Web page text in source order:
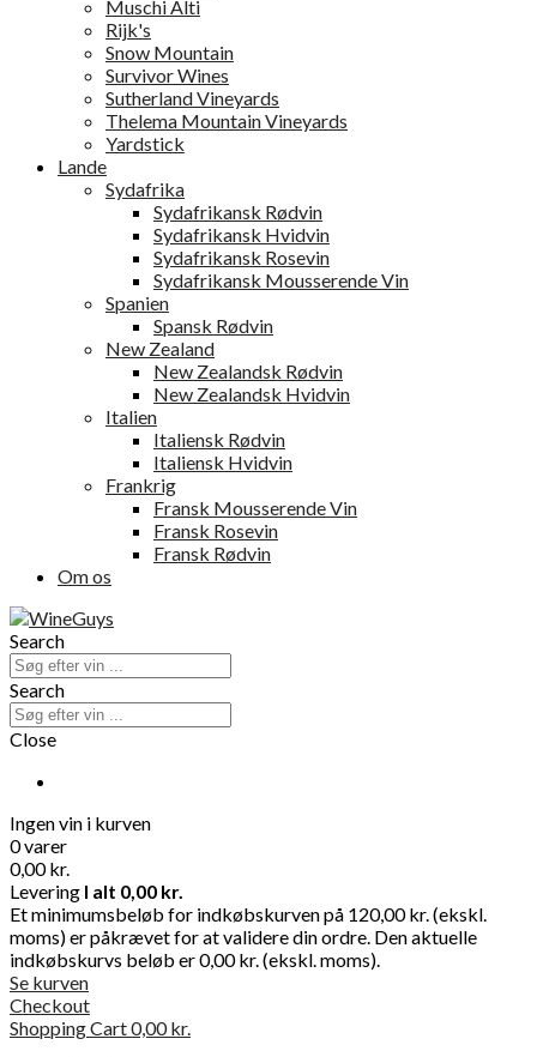
Muschi Alti
Rijk's
Snow Mountain
Survivor Wines
Sutherland Vineyards
Thelema Mountain Vineyards
Yardstick
Lande
Sydafrika
Sydafrikansk Rødvin
Sydafrikansk Hvidvin
Sydafrikansk Rosevin
Sydafrikansk Mousserende Vin
Spanien
Spansk Rødvin
New Zealand
New Zealandsk Rødvin
New Zealandsk Hvidvin
Italien
Italiensk Rødvin
Italiensk Hvidvin
Frankrig
Fransk Mousserende Vin
Fransk Rosevin
Fransk Rødvin
Om os
Search
Search
Close
Ingen vin i kurven
0 varer
0,00 kr.
Levering I alt 0,00 kr.
Et minimumsbeløb for indkøbskurven på 120,00 kr. (ekskl.
moms) er påkrævet for at validere din ordre. Den aktuelle
indkøbskurvs beløb er 0,00 kr. (ekskl. moms).
Se kurven
Checkout
Shopping Cart0,00 kr.